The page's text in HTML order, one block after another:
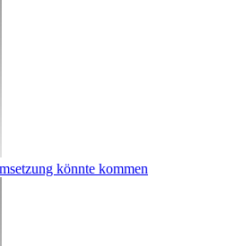
könnte kommen